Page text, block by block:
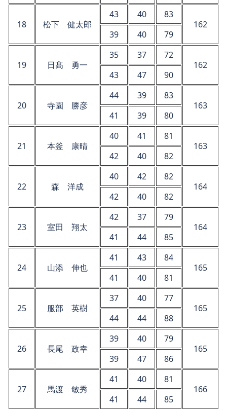
18 松下 健太郎
43 40
83
162
39
40 79
19 日髙 勇一
35 37
72
162
43
47 90
20 寺園 勝彦
44 39
83
163
41
39 80
21 本釜 康晴
40 41
81
163
42
40 82
22 森 洋成
40 42
82
164
42
40 82
23 室田 翔太
42 37
79
164
41
44 85
24 山添 伸也
41 43
84
165
41
40 81
25 服部 英樹
37 40
77
165
44
44 88
26 長尾 政幸
39 40
79
165
39
47 86
27 馬渡 敏秀
41 40
81
166
41
44 85